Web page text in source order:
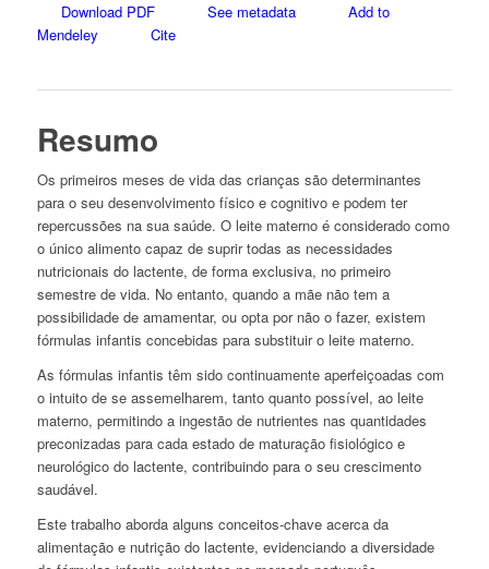
Download PDF See metadata
Add to
Mendeley
Cite
Resumo
Os primeiros meses de vida das crianças são determinantes
para o seu desenvolvimento físico e cognitivo e podem ter
repercussões na sua saúde. O leite materno é considerado como
o único alimento capaz de suprir todas as necessidades
nutricionais do lactente, de forma exclusiva, no primeiro
semestre de vida. No entanto, quando a mãe não tem a
possibilidade de amamentar, ou opta por não o fazer, existem
fórmulas infantis concebidas para substituir o leite materno.
As fórmulas infantis têm sido continuamente aperfeiçoadas com
o intuito de se assemelharem, tanto quanto possível, ao leite
materno, permitindo a ingestão de nutrientes nas quantidades
preconizadas para cada estado de maturação fisiológico e
neurológico do lactente, contribuindo para o seu crescimento
saudável.
Este trabalho aborda alguns conceitos-chave acerca da
alimentação e nutrição do lactente, evidenciando a diversidade